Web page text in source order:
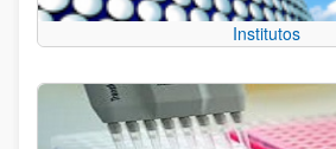
Institutos